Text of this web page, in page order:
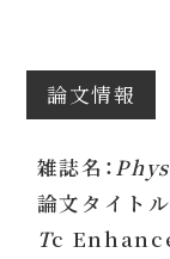
論文情報
雑誌名：
論文タイ
Tc